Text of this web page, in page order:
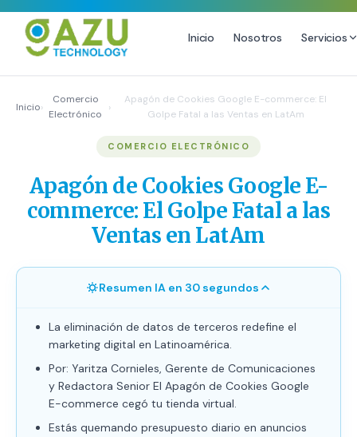
Inicio Nosotros Servicios
Email Marketing y SMS
Publicidad Digital
Growth Youtube ↗
Producción de Videos
Inicio›
Comercio
Electrónico
›
Apagón de Cookies Google E-commerce: El
Golpe Fatal a las Ventas en LatAm
COMERCIO ELECTRÓNICO
Apagón de Cookies Google E-
commerce: El Golpe Fatal a las
Ventas en LatAm
Resumen IA en 30 segundos
La eliminación de datos de terceros redefine el
marketing digital en Latinoamérica.
Por: Yaritza Cornieles, Gerente de Comunicaciones
y Redactora Senior El Apagón de Cookies Google
E-commerce cegó tu tienda virtual.
Estás quemando presupuesto diario en anuncios